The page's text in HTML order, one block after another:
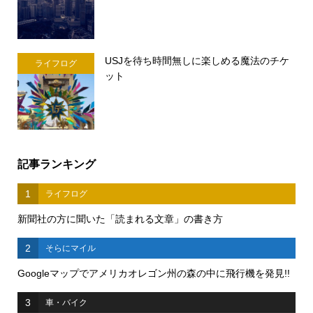
ライフログ
USJを待ち時間無しに楽しめる魔法のチケ
ット
記事ランキング
1 ライフログ
新聞社の方に聞いた「読まれる文章」の書き方
2 そらにマイル
Googleマップでアメリカオレゴン州の森の中に飛行機を発見!!
3 車・バイク